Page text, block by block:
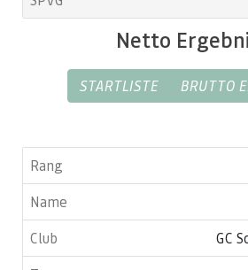
Netto
STARTLISTE BRUTTO
GC